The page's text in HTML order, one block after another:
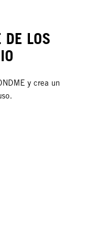
DE LOS
y crea un